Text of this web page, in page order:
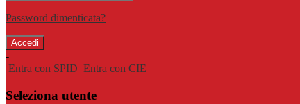
Password dimenticata?
-
Entra con SPID Entra con CIE
Seleziona utente